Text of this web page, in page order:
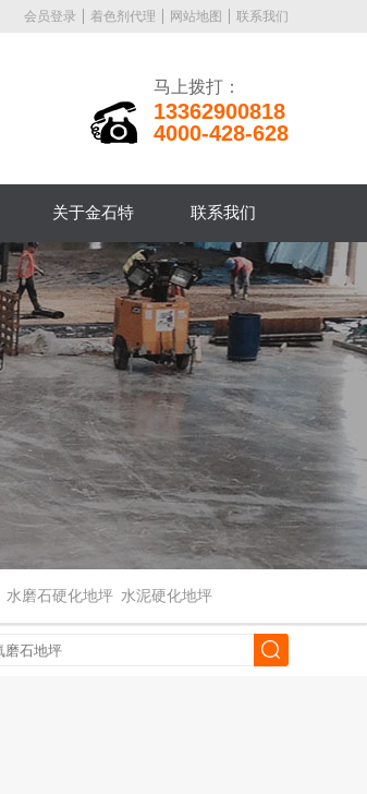
会员登录 着色剂代理 网站地图 联系我们
马上拨打：
13362900818
4000-428-628
关于金石特 联系我们
水磨石硬化地坪 水泥硬化地坪